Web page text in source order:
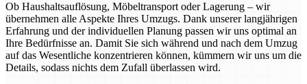
Ob Haushaltsauflösung, Möbeltransport oder Lagerung – wir
übernehmen alle Aspekte Ihres Umzugs. Dank unserer langjährigen
Erfahrung und der individuellen Planung passen wir uns optimal an
Ihre Bedürfnisse an. Damit Sie sich während und nach dem Umzug
auf das Wesentliche konzentrieren können, kümmern wir uns um die
Details, sodass nichts dem Zufall überlassen wird.